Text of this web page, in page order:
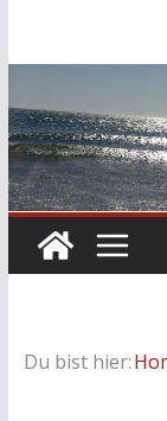
Du bist hier: